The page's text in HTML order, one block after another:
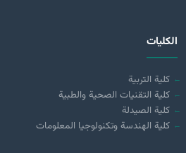
الكليات
كلية التربية
كلية التقنيات الصحية والطبية
كلية الصيدلة
كلية الهندسة وتكنولوجيا المعلومات